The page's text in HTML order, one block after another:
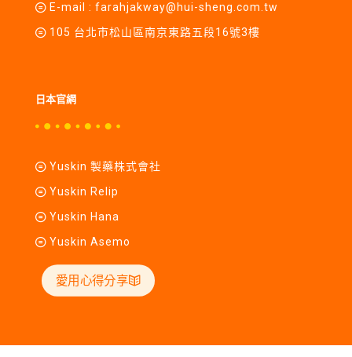
E-mail : farahjakway@hui-sheng.com.tw
105 台北市松山區南京東路五段16號3樓
日本官網
Yuskin 製藥株式會社
Yuskin Relip
Yuskin Hana
Yuskin Asemo
愛用心得分享